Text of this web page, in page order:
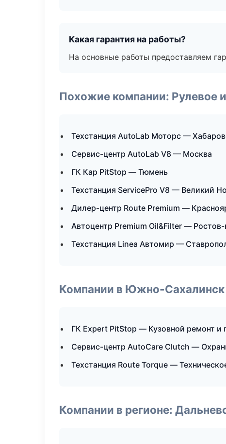
Какая гарантия на работы?
На основные работы предоставляем
Похожие компании: Рулевое
Техстанция AutoLab Моторс —
Сервис-центр AutoLab V8 — Москва
ГК Кар PitStop — Тюмень
Техстанция ServicePro V8 — Великий
Дилер-центр Route Premium —
Автоцентр Premium Oil&Filter —
Техстанция Linea Автомир —
Компании в Южно-Сахалинск
ГК Expert PitStop — Кузовной ремонт и
Сервис-центр AutoCare Clutch —
Техстанция Route Torque —
Компании в регионе: